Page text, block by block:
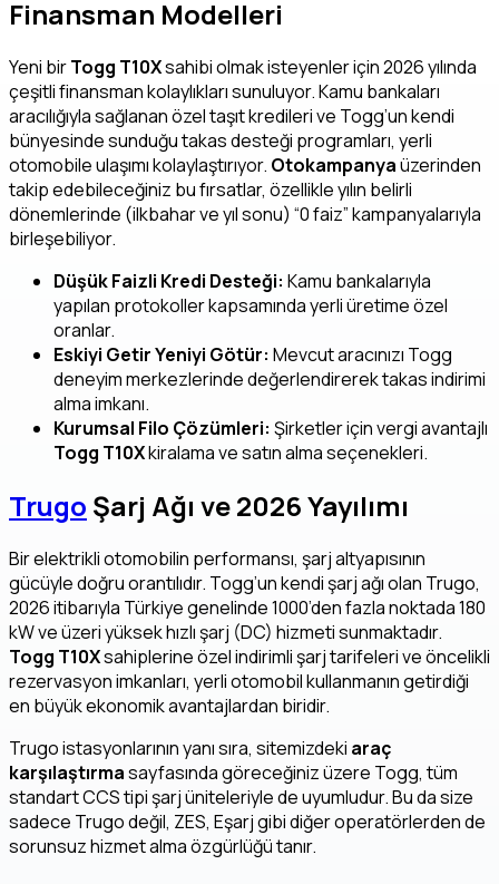
Finansman Modelleri
Yeni birTogg T10Xsahibi olmak isteyenler için 2026 yılında
çeşitli finansman kolaylıkları sunuluyor. Kamu bankaları
aracılığıyla sağlanan özel taşıt kredileri ve Togg’un kendi
bünyesinde sunduğu takas desteği programları, yerli
otomobile ulaşımı kolaylaştırıyor. Otokampanyaüzerinden
takip edebileceğiniz bu fırsatlar, özellikle yılın belirli
dönemlerinde (ilkbahar ve yıl sonu) “0 faiz” kampanyalarıyla
birleşebiliyor.
Düşük Faizli Kredi Desteği: Kamu bankalarıyla
yapılan protokoller kapsamında yerli üretime özel
oranlar.
Eskiyi Getir Yeniyi Götür: Mevcut aracınızı Togg
deneyim merkezlerinde değerlendirerek takas indirimi
alma imkanı.
Kurumsal Filo Çözümleri: Şirketler için vergi avantajlı
Togg T10Xkiralama ve satın alma seçenekleri.
Trugo Şarj Ağı ve 2026 Yayılımı
Bir elektrikli otomobilin performansı, şarj altyapısının
gücüyle doğru orantılıdır. Togg’un kendi şarj ağı olan Trugo,
2026 itibarıyla Türkiye genelinde 1000’den fazla noktada 180
kW ve üzeri yüksek hızlı şarj (DC) hizmeti sunmaktadır.
Togg T10Xsahiplerine özel indirimli şarj tarifeleri ve öncelikli
rezervasyon imkanları, yerli otomobil kullanmanın getirdiği
en büyük ekonomik avantajlardan biridir.
Trugo istasyonlarının yanı sıra, sitemizdeki araç
karşılaştırmasayfasında göreceğiniz üzere Togg, tüm
standart CCS tipi şarj üniteleriyle de uyumludur. Bu da size
sadece Trugo değil, ZES, Eşarj gibi diğer operatörlerden de
sorunsuz hizmet alma özgürlüğü tanır.